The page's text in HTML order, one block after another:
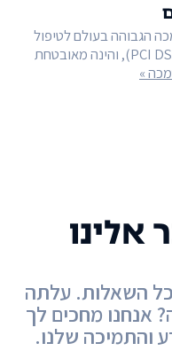
הגבוהה בעולם לטיפול
בכרטיסי אשראי (PCI DSS Level 1), והינה מאובטחת
»
אלינו
השאלות. עלתה
אנחנו מחכים לך
והתמיכה שלנו.